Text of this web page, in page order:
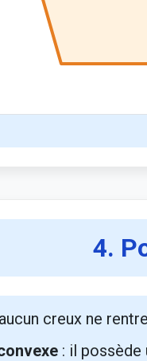
4.
creux ne
: il possède